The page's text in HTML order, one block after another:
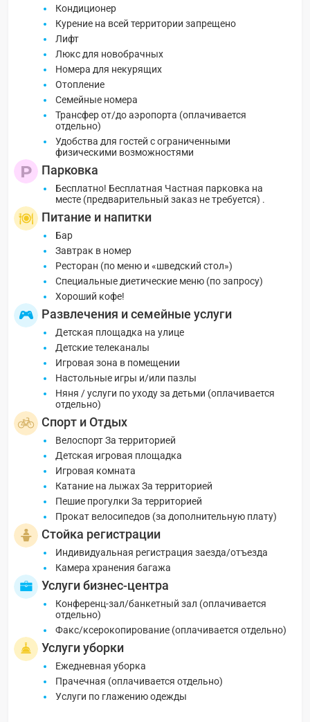
Кондиционер
Курение на всей территории запрещено
Лифт
Люкс для новобрачных
Номера для некурящих
Отопление
Семейные номера
Трансфер от/до аэропорта (оплачивается
отдельно)
Удобства для гостей с ограниченными
физическими возможностями
Парковка
Бесплатно! Бесплатная Частная парковка на
месте (предварительный заказ не требуется) .
Питание и напитки
Бар
Завтрак в номер
Ресторан (по меню и «шведский стол»)
Специальные диетические меню (по запросу)
Хороший кофе!
Развлечения и семейные услуги
Детская площадка на улице
Детские телеканалы
Игровая зона в помещении
Настольные игры и/или пазлы
Няня / услуги по уходу за детьми (оплачивается
отдельно)
Спорт и Отдых
Велоспорт За территорией
Детская игровая площадка
Игровая комната
Катание на лыжах За территорией
Пешие прогулки За территорией
Прокат велосипедов (за дополнительную плату)
Стойка регистрации
Индивидуальная регистрация заезда/отъезда
Камера хранения багажа
Услуги бизнес-центра
Конференц-зал/банкетный зал (оплачивается
отдельно)
Факс/ксерокопирование (оплачивается отдельно)
Услуги уборки
Ежедневная уборка
Прачечная (оплачивается отдельно)
Услуги по глажению одежды